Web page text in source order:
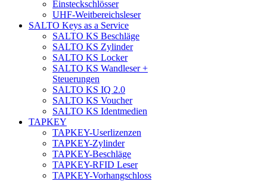
Einsteckschlösser
UHF-Weitbereichsleser
SALTO Keys as a Service
SALTO KS Beschläge
SALTO KS Zylinder
SALTO KS Locker
SALTO KS Wandleser +
Steuerungen
SALTO KS IQ 2.0
SALTO KS Voucher
SALTO KS Identmedien
TAPKEY
TAPKEY-Userlizenzen
TAPKEY-Zylinder
TAPKEY-Beschläge
TAPKEY-RFID Leser
TAPKEY-Vorhangschloss